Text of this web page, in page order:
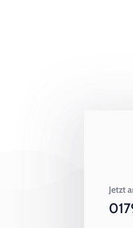
Jetzt